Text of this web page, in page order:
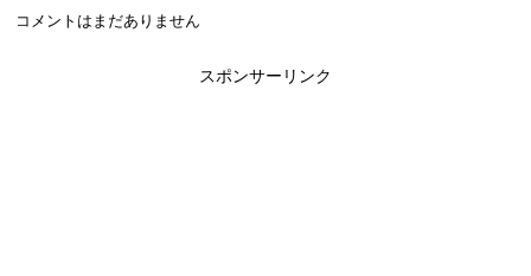
コメントはまだありません
スポンサーリンク